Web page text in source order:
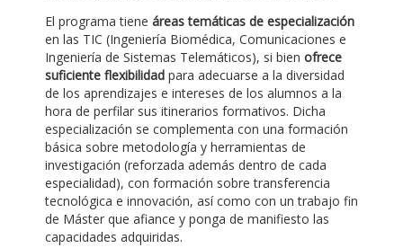
El programa tiene áreas temáticas de especialización
en las TIC (Ingeniería Biomédica, Comunicaciones e
Ingeniería de Sistemas Telemáticos), si bien ofrece
suficiente flexibilidad para adecuarse a la diversidad
de los aprendizajes e intereses de los alumnos a la
hora de perfilar sus itinerarios formativos. Dicha
especialización se complementa con una formación
básica sobre metodología y herramientas de
investigación (reforzada además dentro de cada
especialidad), con formación sobre transferencia
tecnológica e innovación, así como con un trabajo fin
de Máster que afiance y ponga de manifiesto las
capacidades adquiridas.